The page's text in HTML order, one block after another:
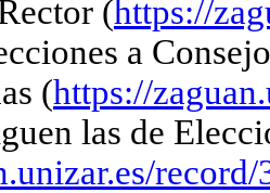
(https://
a
(https://
las de